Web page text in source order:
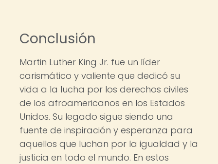
Conclusión
Martin Luther King Jr. fue un líder
carismático y valiente que dedicó su
vida a la lucha por los derechos civiles
de los afroamericanos en los Estados
Unidos. Su legado sigue siendo una
fuente de inspiración y esperanza para
aquellos que luchan por la igualdad y la
justicia en todo el mundo. En estos